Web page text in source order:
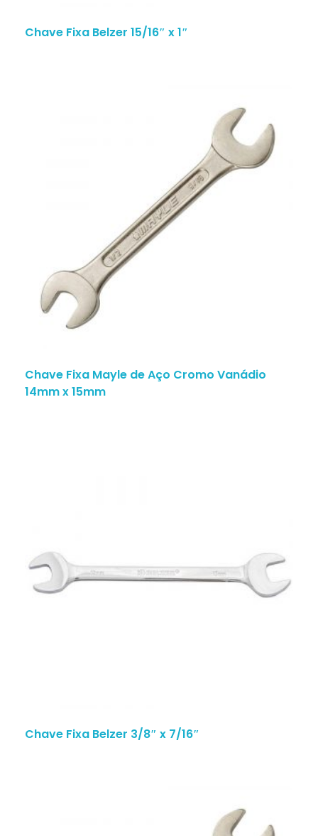
Chave Fixa Belzer 15/16″ x 1″
Chave Fixa Mayle de Aço Cromo Vanádio
14mm x 15mm
Chave Fixa Belzer 3/8″ x 7/16″